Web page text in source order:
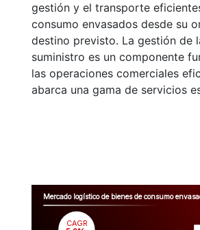
gestión y el transporte
consumo envasados desde su
destino previsto. La gestión de
suministro es un componente
las operaciones comerciales
abarca una gama de servicios
Mercado logístico de bienes de consumo
CAGR